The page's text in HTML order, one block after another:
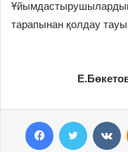
тарапынан қолдау